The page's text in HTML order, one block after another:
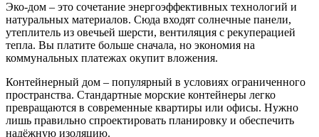
Эко‑дом – это сочетание энергоэффективных технологий и
натуральных материалов. Сюда входят солнечные панели,
утеплитель из овечьей шерсти, вентиляция с рекуперацией
тепла. Вы платите больше сначала, но экономия на
коммунальных платежах окупит вложения.
Контейнерный дом – популярный в условиях ограниченного
пространства. Стандартные морские контейнеры легко
превращаются в современные квартиры или офисы. Нужно
лишь правильно спроектировать планировку и обеспечить
надёжную изоляцию.